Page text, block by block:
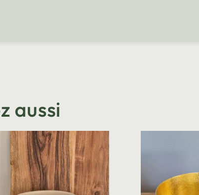
aussi